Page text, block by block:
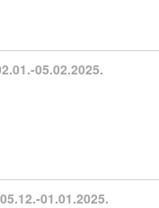
05.02.2025.
01.01.2025.